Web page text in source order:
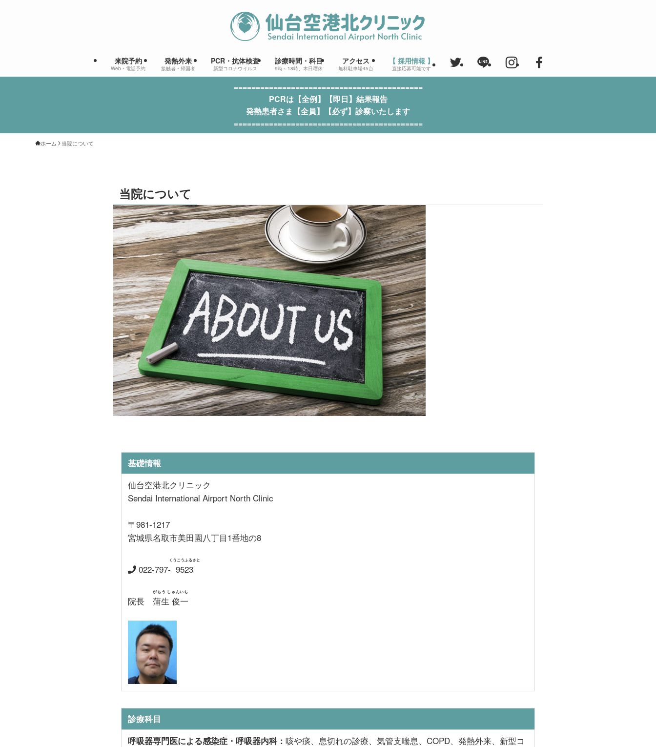
来院予約
Web・電話予約
発熱外来
接触者・帰国者
PCR・抗体検査
新型コロナウイルス
診療時間・科目
9時～18時、木日曜休
アクセス
無料駐車場45台
【 採用情報 】
直接応募可能です
===========================================
PCRは【全例】【即日】結果報告
発熱患者さま【全員】【必ず】診察いたします
===========================================
ホーム 当院について
当院について
基礎情報
仙台空港北クリニック
Sendai International Airport North Clinic
〒981-1217
宮城県名取市美田園八丁目1番地の8
022-797- 9523
くうこうふるさと
院長 蒲生 俊一
がもう しゅんいち
診療科目
呼吸器専門医による感染症・呼吸器内科： 咳や痰、息切れの診療、気管支喘息、COPD、発熱外来、新型コ